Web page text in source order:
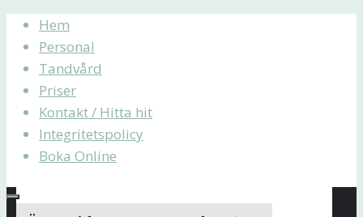
Hoppa
innehåll
Skip
content
Hem
Personal
Tandvård
Priser
Kontakt / Hitta hit
Integritetspolicy
Boka Online